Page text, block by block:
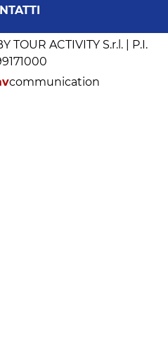
TOUR ACTIVITY S.r.l. | P.I.
communication